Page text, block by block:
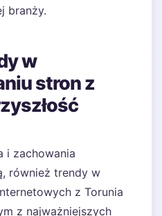
branży.
w
stron z
i zachowania
również trendy w
z Torunia
z najważniejszych